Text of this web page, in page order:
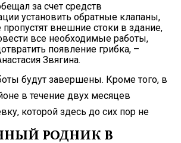
за счет средств
установить обратные клапаны,
внешние стоки в здание,
все необходимые работы,
появление грибка, –
Звягина.
будут завершены. Кроме того, в
в течение двух месяцев
которой здесь до сих пор не
РОДНИК В